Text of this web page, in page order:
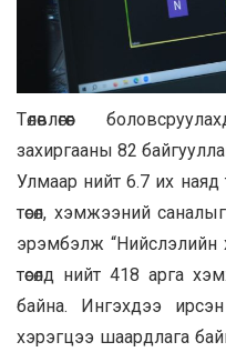
Төлөвлөгөөг
захиргааны 82
Улмаар нийт 6.7 их наяд
төсөл, хэмжээний
эрэмбэлж “Нийслэлийн
төсөлд нийт 418 арга
байна. Ингэхдээ
хэрэгцээ шаардлага